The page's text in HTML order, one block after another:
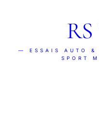
— ESSAIS AUTO &
SPORT